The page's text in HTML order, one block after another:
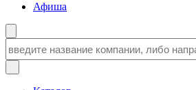
Афиша